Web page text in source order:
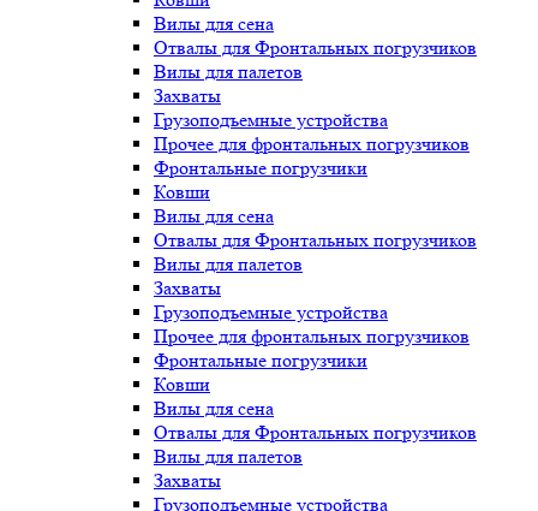
Вилы для сена
Отвалы для Фронтальных погрузчиков
Вилы для палетов
Захваты
Грузоподъемные устройства
Прочее для фронтальных погрузчиков
Фронтальные погрузчики
Ковши
Вилы для сена
Отвалы для Фронтальных погрузчиков
Вилы для палетов
Захваты
Грузоподъемные устройства
Прочее для фронтальных погрузчиков
Фронтальные погрузчики
Ковши
Вилы для сена
Отвалы для Фронтальных погрузчиков
Вилы для палетов
Захваты
Грузоподъемные устройства